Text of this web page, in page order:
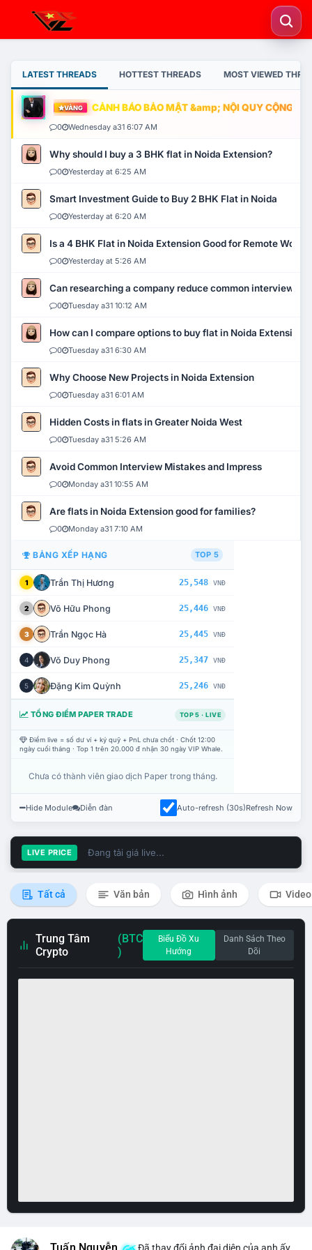
LATEST THREADS HOTTEST THREADS MOST VIEWED
VÀNG CẢNH BÁO BẢO MẬT &amp; NỘI QUY CỘNG
0 Wednesday a31 6:07 AM
Why should I buy a 3 BHK flat in Noida Extension?
0 Yesterday at 6:25 AM
Smart Investment Guide to Buy 2 BHK Flat in Noida
0 Yesterday at 6:20 AM
Is a 4 BHK Flat in Noida Extension Good for Remote Work?
0 Yesterday at 5:26 AM
Can researching a company reduce common interview
0 Tuesday a31 10:12 AM
How can I compare options to buy flat in Noida Extension?
0 Tuesday a31 6:30 AM
Why Choose New Projects in Noida Extension
0 Tuesday a31 6:01 AM
Hidden Costs in flats in Greater Noida West
0 Tuesday a31 5:26 AM
Avoid Common Interview Mistakes and Impress
0 Monday a31 10:55 AM
Are flats in Noida Extension good for families?
0 Monday a31 7:10 AM
BẢNG XẾP HẠNG TOP 5
1 Trần Thị Hương 25,548 VNĐ
2 Võ Hữu Phong 25,446 VNĐ
3 Trần Ngọc Hà 25,445 VNĐ
4 Võ Duy Phong 25,347 VNĐ
5 Đặng Kim Quỳnh 25,246 VNĐ
TỔNG ĐIỂM PAPER TRADE TOP 5 · LIVE
Điểm live = số dư ví + ký quỹ + PnL chưa chốt · Chốt 12:00
ngày cuối tháng · Top 1 trên 20.000 đ nhận 30 ngày VIP Whale.
Chưa có thành viên giao dịch Paper trong tháng.
Hide Module Diễn đàn Auto-refresh (30s)Refresh Now
LIVE PRICE Đang tải giá live...
Tất cả Văn bản Hình ảnh Video
Trung Tâm
Crypto
(BTC
)
Biểu Đồ Xu
Hướng
Danh Sách Theo
Dõi